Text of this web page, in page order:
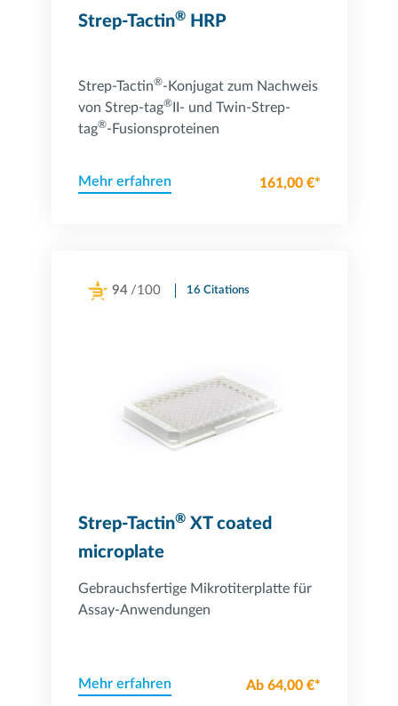
Strep-Tactin®HRP
Strep-Tactin®-Konjugat zum Nachweis
von Strep-tag®II- und Twin-Strep-
tag®-Fusionsproteinen
Mehr erfahren 161,00 €*
94 /100 16 Citations
Strep-Tactin®XT coated
microplate
Gebrauchsfertige Mikrotiterplatte für
Assay-Anwendungen
Mehr erfahren Ab 64,00 €*